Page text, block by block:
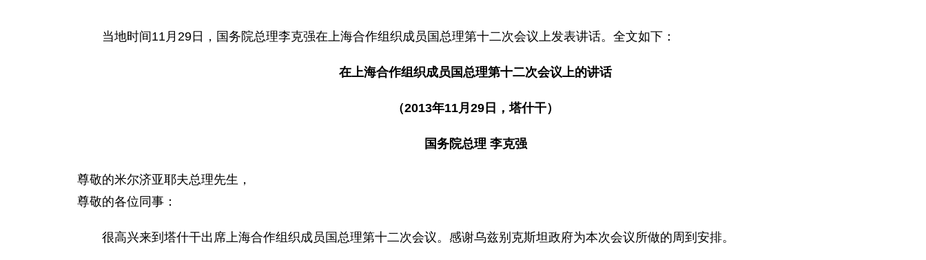
当地时间11月29日，国务院总理李克强在上海合作组织成员国总理第十二次会议上发表讲话。全文如下：
在上海合作组织成员国总理第十二次会议上的讲话
（2013年11月29日，塔什干）
国务院总理 李克强
尊敬的米尔济亚耶夫总理先生，
尊敬的各位同事：
很高兴来到塔什干出席上海合作组织成员国总理第十二次会议。感谢乌兹别克斯坦政府为本次会议所做的周到安排。